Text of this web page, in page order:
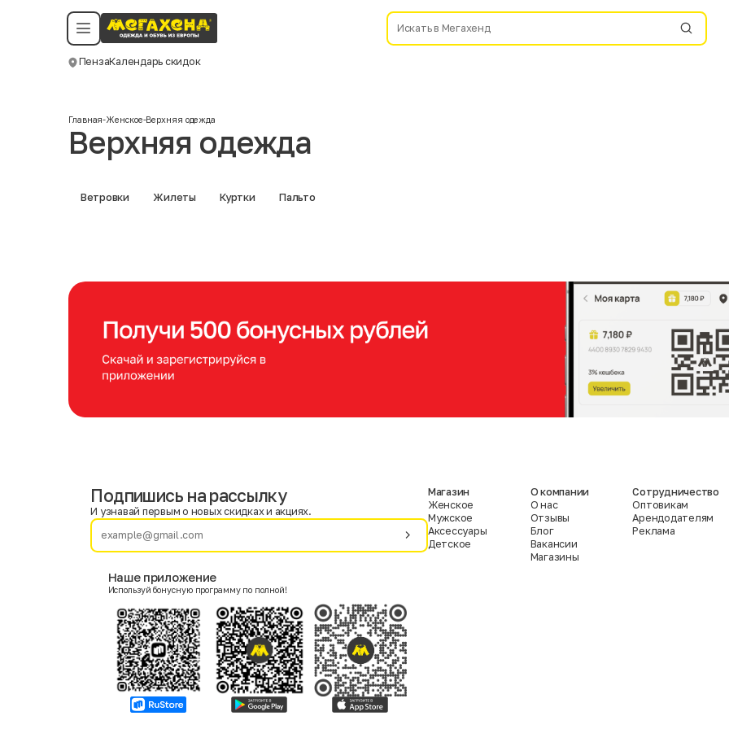
ПензаКалендарь скидок
Политика конфиденциальности
©️ Мегахенд 2026. Все права защищены.
Смотреть все даты
Главная-Женское-Верхняя одежда
Верхняя одежда
Ветровки Жилеты Куртки Пальто
Фамилия
Женский
Согласие на получение чеков по электронной почте
Москва
Подпишись на рассылку
И узнавай первым о новых скидках и акциях.
Наше приложение
Используй бонусную программу по полной!
Магазин
Женское
Мужское
Аксессуары
Детское
О компании
О нас
Отзывы
Блог
Вакансии
Магазины
Сотрудничество
Оптовикам
Арендодателям
Реклама